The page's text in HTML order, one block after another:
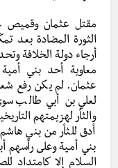
مقتل عثمان وقميص
الثورة المضادة بعد
أرجاء دولة الخلافة
معاوية أحد بني
عثمان. لم يكن رفع
لعلي بن أبي طالب
والثأر لهزيمتهم
أدق للثأر من بني
بني أمية وعلى رأسهم
السلام إلا كامتداد